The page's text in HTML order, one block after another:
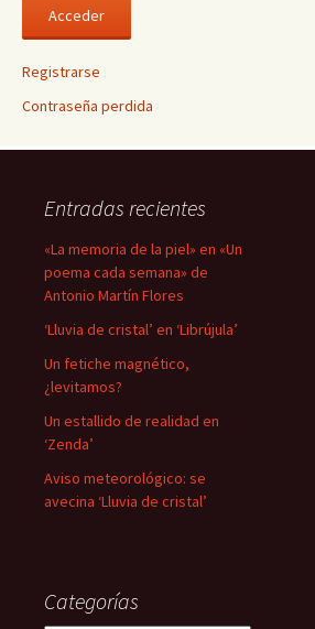
Registrarse
Contraseña perdida
Entradas recientes
«La memoria de la piel» en «Un
poema cada semana» de
Antonio Martín Flores
‘Lluvia de cristal’ en ‘Librújula’
Un fetiche magnético,
¿levitamos?
Un estallido de realidad en
‘Zenda’
Aviso meteorológico: se
avecina ‘Lluvia de cristal’
Categorías